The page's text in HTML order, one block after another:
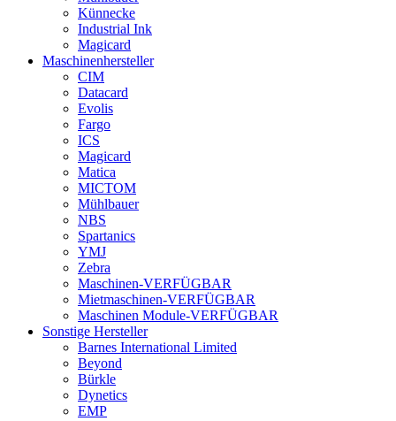
Künnecke
Industrial Ink
Magicard
Maschinenhersteller
CIM
Datacard
Evolis
Fargo
ICS
Magicard
Matica
MICTOM
Mühlbauer
NBS
Spartanics
YMJ
Zebra
Maschinen-VERFÜGBAR
Mietmaschinen-VERFÜGBAR
Maschinen Module-VERFÜGBAR
Sonstige Hersteller
Barnes International Limited
Beyond
Bürkle
Dynetics
EMP